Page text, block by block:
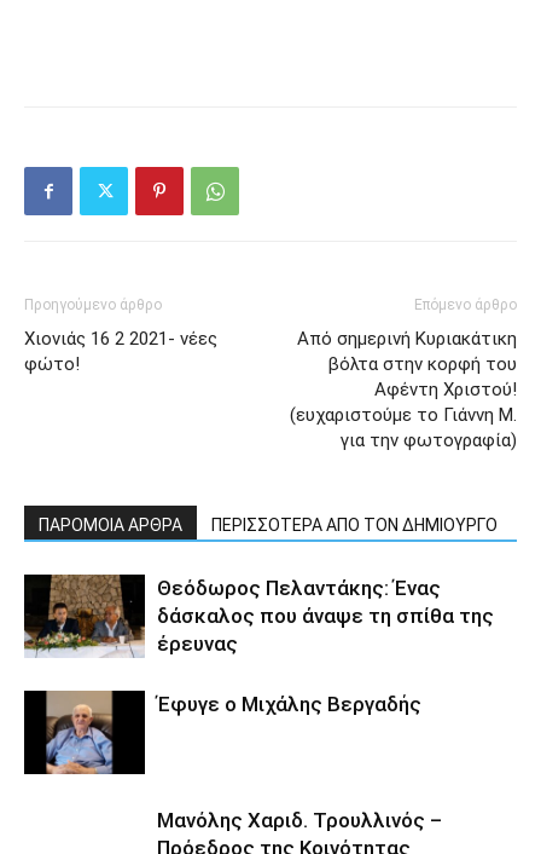
Προηγούμενο άρθρο
Χιονιάς 16 2 2021- νέες
φώτο!
Επόμενο άρθρο
Από σημερινή Κυριακάτικη
βόλτα στην κορφή του
Αφέντη Χριστού!
(ευχαριστούμε το Γιάννη Μ.
για την φωτογραφία)
ΠΑΡΟΜΟΙΑ ΑΡΘΡΑ ΠΕΡΙΣΣΟΤΕΡΑ ΑΠΟ ΤΟΝ ΔΗΜΙΟΥΡΓΟ
Θεόδωρος Πελαντάκης: Ένας
δάσκαλος που άναψε τη σπίθα της
έρευνας
Έφυγε ο Μιχάλης Βεργαδής
Μανόλης Χαριδ. Τρουλλινός –
Πρόεδρος της Κοινότητας